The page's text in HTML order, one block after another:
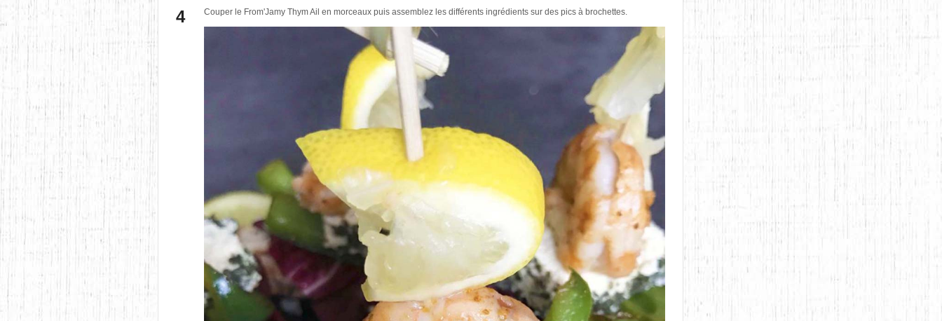
Couper le From'Jamy Thym Ail en morceaux puis assemblez les différents ingrédients sur des pics à brochettes.